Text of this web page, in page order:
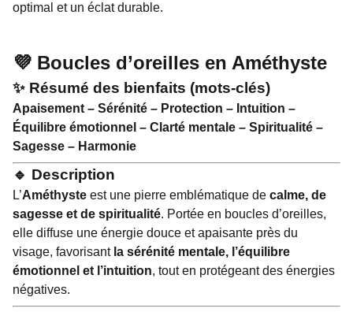
optimal et un éclat durable.
💜 Boucles d’oreilles en Améthyste
✨ Résumé des bienfaits (mots-clés)
Apaisement – Sérénité – Protection – Intuition –
Équilibre émotionnel – Clarté mentale – Spiritualité –
Sagesse – Harmonie
🔹 Description
L’Améthyste est une pierre emblématique de calme, de
sagesse et de spiritualité. Portée en boucles d’oreilles,
elle diffuse une énergie douce et apaisante près du
visage, favorisant la sérénité mentale, l’équilibre
émotionnel et l’intuition, tout en protégeant des énergies
négatives.